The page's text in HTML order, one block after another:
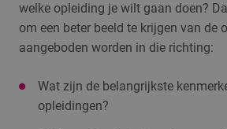
welke opleiding je wilt gaan doen?
om een beter beeld te krijgen van de
aangeboden worden in die richting:
Wat zijn de belangrijkste
opleidingen?